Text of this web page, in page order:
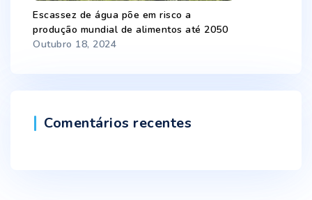
Escassez de água põe em risco a
produção mundial de alimentos até 2050
Outubro 18, 2024
Comentários recentes